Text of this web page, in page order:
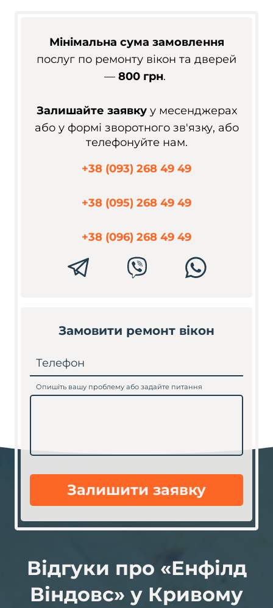
Мінімальна сума замовлення
послуг по ремонту вікон та дверей
— 800 грн.
Залишайте заявкуу месенджерах
або у формі зворотного зв'язку, або
телефонуйте нам.
+38 (093) 268 49 49
+38 (095) 268 49 49
+38 (096) 268 49 49
Замовити ремонт вікон
Телефон
Опишіть вашу проблему або задайте питання
Залишити заявку
Відгуки про «Енфілд
Віндовс» у Кривому